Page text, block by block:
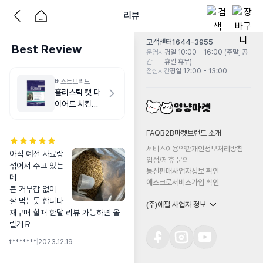
리뷰
Best Review
베스트브리드
홀리스틱 캣 다
이어트 치킨
아직 예전 사료랑
섞어서 주고 있는
데
큰 거부감 없이
잘 먹는듯 합니다
재구매 할때 한달 리뷰 가능하면 올
릴게요
t******* 2023.12.19
고객센터1644-3955
운영시
간
평일 10:00 - 16:00 (주말, 공
휴일 휴무)
점심시간평일 12:00 - 13:00
FAQB2B마켓 브랜드 소개
서비스이용약관개인정보처리방침
입점/제휴 문의
통신판매사업자정보 확인
에스크로서비스가입 확인
(주)에필 사업자 정보